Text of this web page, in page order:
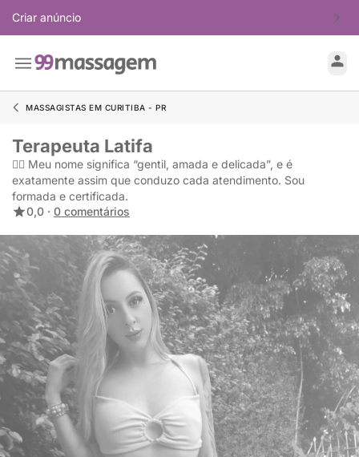
Criar anúncio
MASSAGISTAS EM CURITIBA - PR
Terapeuta Latifa
❤️‍🔥 Meu nome significa “gentil, amada e delicada”, e é
exatamente assim que conduzo cada atendimento. Sou
formada e certificada.
0,0 · 0 comentários